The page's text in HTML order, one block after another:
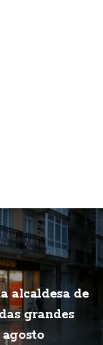
alcaldesa de
grandes